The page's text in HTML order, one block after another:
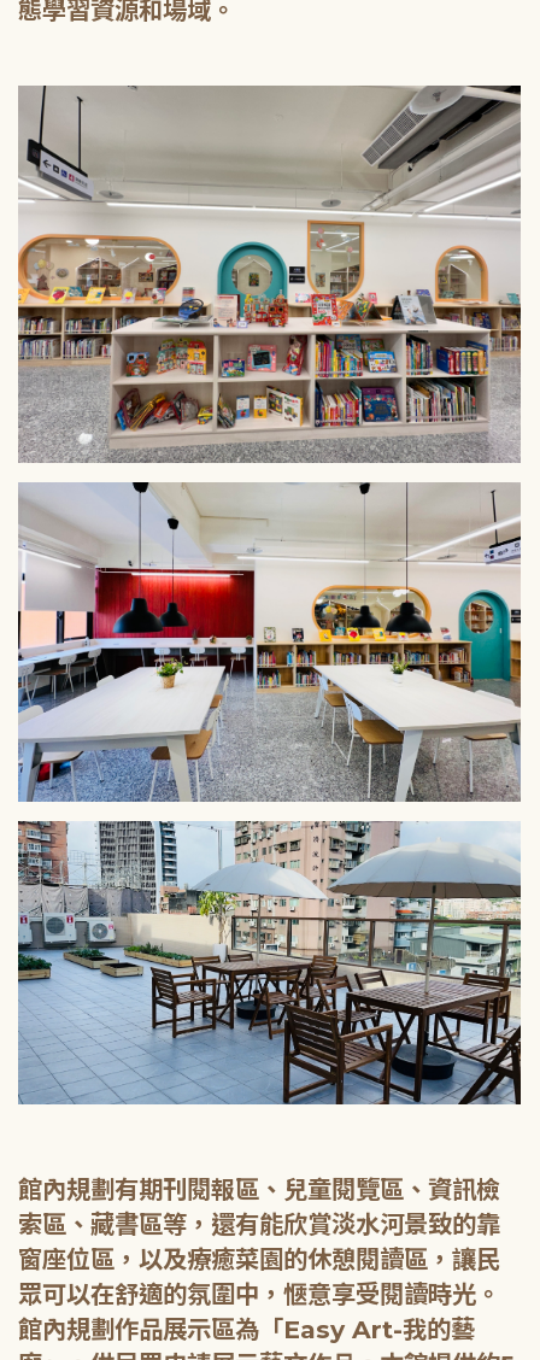
館內規劃有期刊閱報區、兒童閱覽區、資訊檢
索區、藏書區等，還有能欣賞淡水河景致的靠
窗座位區，以及療癒菜園的休憩閱讀區，讓民
眾可以在舒適的氛圍中，愜意享受閱讀時光。
館內規劃作品展示區為「Easy Art-我的藝